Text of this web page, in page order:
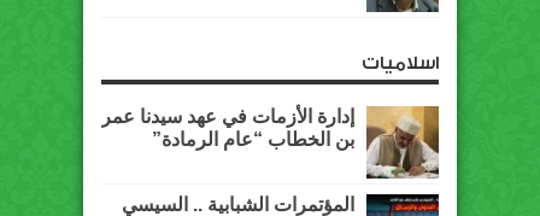
اسلاميات
إدارة الأزمات في عهد سيدنا عمر
بن الخطاب “عام الرمادة”
المؤتمرات الشبابية .. السيسي